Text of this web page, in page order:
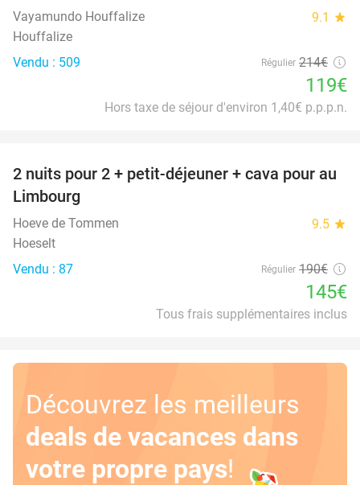
Vayamundo Houffalize 9.1 star
Houffalize
Vendu : 509
Régulier 214€
119€
Hors taxe de séjour d'environ 1,40€ p.p.p.n.
24%
2 nuits pour 2 + petit-déjeuner + cava pour au
Limbourg
Hoeve de Tommen 9.5 star
Hoeselt
Vendu : 87
Régulier 190€
145€
Tous frais supplémentaires inclus
Découvrez les meilleurs
deals de vacances dans
votre propre pays!